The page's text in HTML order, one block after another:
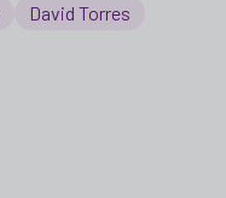
David Torres